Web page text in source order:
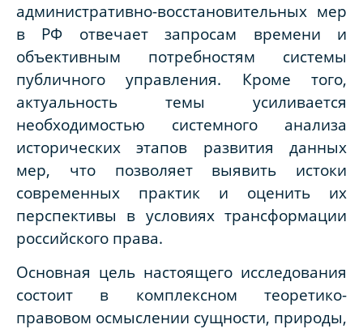
административно-восстановительных мер
в РФ отвечает запросам времени и
объективным потребностям системы
публичного управления. Кроме того,
актуальность темы усиливается
необходимостью системного анализа
исторических этапов развития данных
мер, что позволяет выявить истоки
современных практик и оценить их
перспективы в условиях трансформации
российского права.
Основная цель настоящего исследования
состоит в комплексном теоретико-
правовом осмыслении сущности, природы,